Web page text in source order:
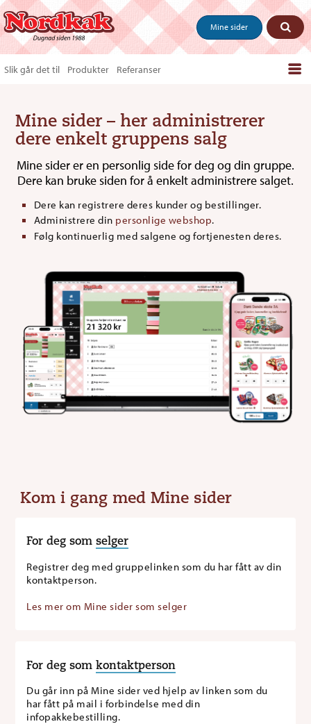
Mine sider
Slik går det til Produkter Referanser
Salgstips & last ned
Om oss
Kontakt
Mine sider – her administrerer
dere enkelt gruppens salg
Mine sider er en personlig side for deg og din gruppe.
Dere kan bruke siden for å enkelt administrere salget.
Dere kan registrere deres kunder og bestillinger.
Administrere din personlige webshop.
Følg kontinuerlig med salgene og fortjenesten deres.
Kom i gang med Mine sider
For deg somselger
Registrer deg med gruppelinken som du har fått av din
kontaktperson.
Les mer om Mine sider som selger
For deg somkontaktperson
Du går inn på Mine sider ved hjelp av linken som du
har fått på mail i forbindelse med din
infopakkebestilling.